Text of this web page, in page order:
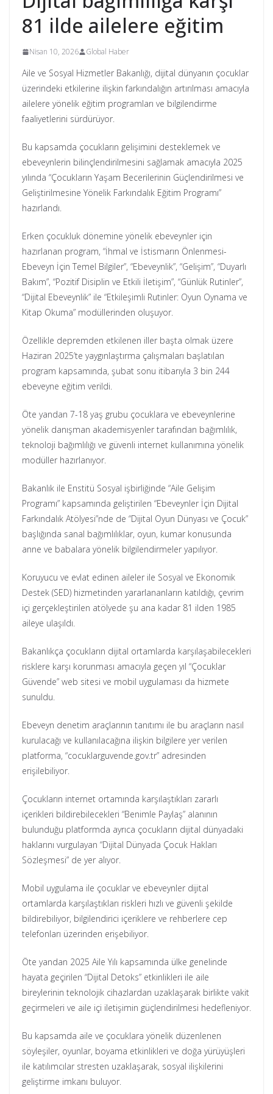
81 ilde ailelere eğitim
Nisan 10, 2026 Global Haber
Aile ve Sosyal Hizmetler Bakanlığı, dijital dünyanın çocuklar
üzerindeki etkilerine ilişkin farkındalığın artırılması amacıyla
ailelere yönelik eğitim programları ve bilgilendirme
faaliyetlerini sürdürüyor.
Bu kapsamda çocukların gelişimini desteklemek ve
ebeveynlerin bilinçlendirilmesini sağlamak amacıyla 2025
yılında “Çocukların Yaşam Becerilerinin Güçlendirilmesi ve
Geliştirilmesine Yönelik Farkındalık Eğitim Programı”
hazırlandı.
Erken çocukluk dönemine yönelik ebeveynler için
hazırlanan program, “İhmal ve İstismarın Önlenmesi-
Ebeveyn İçin Temel Bilgiler”, “Ebeveynlik”, “Gelişim”, “Duyarlı
Bakım”, “Pozitif Disiplin ve Etkili İletişim”, “Günlük Rutinler”,
“Dijital Ebeveynlik” ile “Etkileşimli Rutinler: Oyun Oynama ve
Kitap Okuma” modüllerinden oluşuyor.
Özellikle depremden etkilenen iller başta olmak üzere
Haziran 2025’te yaygınlaştırma çalışmaları başlatılan
program kapsamında, şubat sonu itibarıyla 3 bin 244
ebeveyne eğitim verildi.
Öte yandan 7-18 yaş grubu çocuklara ve ebeveynlerine
yönelik danışman akademisyenler tarafından bağımlılık,
teknoloji bağımlılığı ve güvenli internet kullanımına yönelik
modüller hazırlanıyor.
Bakanlık ile Enstitü Sosyal işbirliğinde “Aile Gelişim
Programı” kapsamında geliştirilen “Ebeveynler İçin Dijital
Farkındalık Atölyesi”nde de “Dijital Oyun Dünyası ve Çocuk”
başlığında sanal bağımlılıklar, oyun, kumar konusunda
anne ve babalara yönelik bilgilendirmeler yapılıyor.
Koruyucu ve evlat edinen aileler ile Sosyal ve Ekonomik
Destek (SED) hizmetinden yararlananların katıldığı, çevrim
içi gerçekleştirilen atölyede şu ana kadar 81 ilden 1985
aileye ulaşıldı.
Bakanlıkça çocukların dijital ortamlarda karşılaşabilecekleri
risklere karşı korunması amacıyla geçen yıl “Çocuklar
Güvende” web sitesi ve mobil uygulaması da hizmete
sunuldu.
Ebeveyn denetim araçlarının tanıtımı ile bu araçların nasıl
kurulacağı ve kullanılacağına ilişkin bilgilere yer verilen
platforma, “cocuklarguvende.gov.tr” adresinden
erişilebiliyor.
Çocukların internet ortamında karşılaştıkları zararlı
içerikleri bildirebilecekleri “Benimle Paylaş” alanının
bulunduğu platformda ayrıca çocukların dijital dünyadaki
haklarını vurgulayan “Dijital Dünyada Çocuk Hakları
Sözleşmesi” de yer alıyor.
Mobil uygulama ile çocuklar ve ebeveynler dijital
ortamlarda karşılaştıkları riskleri hızlı ve güvenli şekilde
bildirebiliyor, bilgilendirici içeriklere ve rehberlere cep
telefonları üzerinden erişebiliyor.
Öte yandan 2025 Aile Yılı kapsamında ülke genelinde
hayata geçirilen “Dijital Detoks” etkinlikleri ile aile
bireylerinin teknolojik cihazlardan uzaklaşarak birlikte vakit
geçirmeleri ve aile içi iletişimin güçlendirilmesi hedefleniyor.
Bu kapsamda aile ve çocuklara yönelik düzenlenen
söyleşiler, oyunlar, boyama etkinlikleri ve doğa yürüyüşleri
ile katılımcılar stresten uzaklaşarak, sosyal ilişkilerini
geliştirme imkanı buluyor.